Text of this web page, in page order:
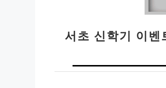
서초 신학기 이